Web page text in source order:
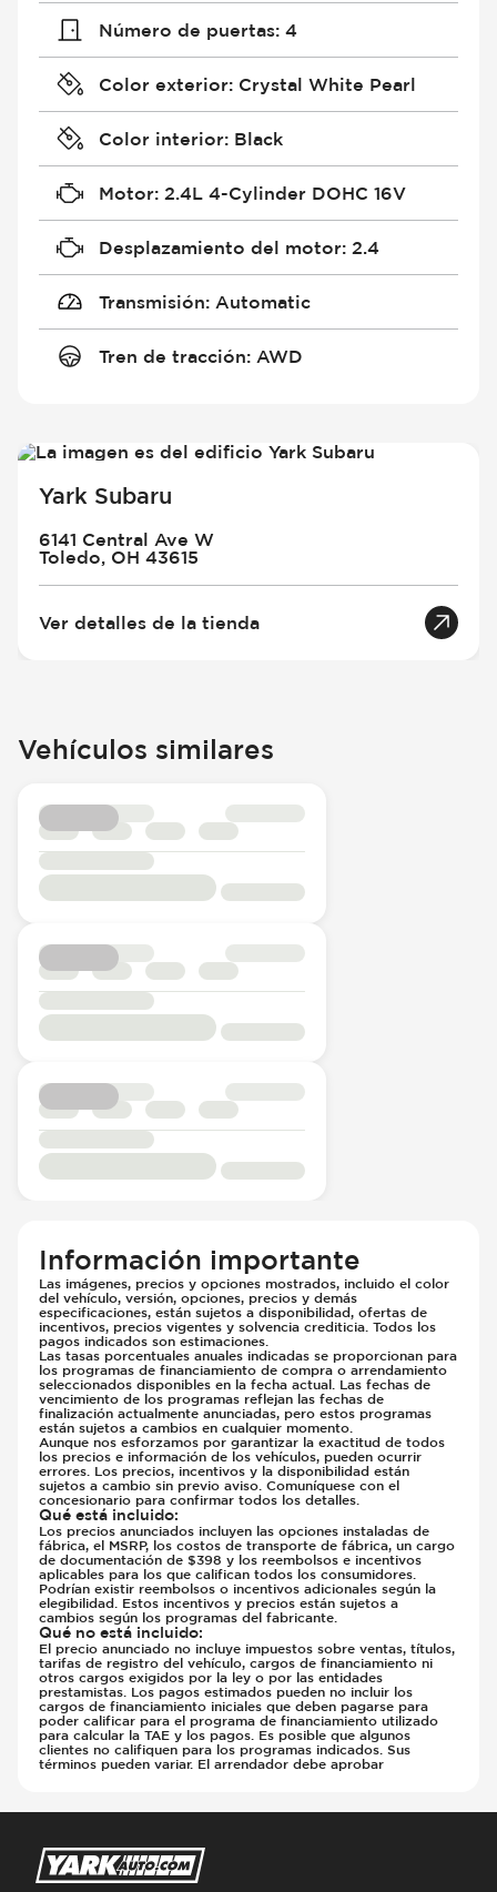
Número de puertas: 4
Color exterior: Crystal White Pearl
Color interior: Black
Motor: 2.4L 4-Cylinder DOHC 16V
Desplazamiento del motor: 2.4
Transmisión: Automatic
Tren de tracción: AWD
Yark Subaru
6141 Central Ave W
Toledo, OH 43615
Ver detalles de la tienda
Vehículos similares
Información importante
Las imágenes, precios y opciones mostrados, incluido el color
del vehículo, versión, opciones, precios y demás
especificaciones, están sujetos a disponibilidad, ofertas de
incentivos, precios vigentes y solvencia crediticia. Todos los
pagos indicados son estimaciones.
Las tasas porcentuales anuales indicadas se proporcionan para
los programas de financiamiento de compra o arrendamiento
seleccionados disponibles en la fecha actual. Las fechas de
vencimiento de los programas reflejan las fechas de
finalización actualmente anunciadas, pero estos programas
están sujetos a cambios en cualquier momento.
Aunque nos esforzamos por garantizar la exactitud de todos
los precios e información de los vehículos, pueden ocurrir
errores. Los precios, incentivos y la disponibilidad están
sujetos a cambio sin previo aviso. Comuníquese con el
concesionario para confirmar todos los detalles.
Qué está incluido:
Los precios anunciados incluyen las opciones instaladas de
fábrica, el MSRP, los costos de transporte de fábrica, un cargo
de documentación de $398 y los reembolsos e incentivos
aplicables para los que califican todos los consumidores.
Podrían existir reembolsos o incentivos adicionales según la
elegibilidad. Estos incentivos y precios están sujetos a
cambios según los programas del fabricante.
Qué no está incluido:
El precio anunciado no incluye impuestos sobre ventas, títulos,
tarifas de registro del vehículo, cargos de financiamiento ni
otros cargos exigidos por la ley o por las entidades
prestamistas. Los pagos estimados pueden no incluir los
cargos de financiamiento iniciales que deben pagarse para
poder calificar para el programa de financiamiento utilizado
para calcular la TAE y los pagos. Es posible que algunos
clientes no califiquen para los programas indicados. Sus
términos pueden variar. El arrendador debe aprobar